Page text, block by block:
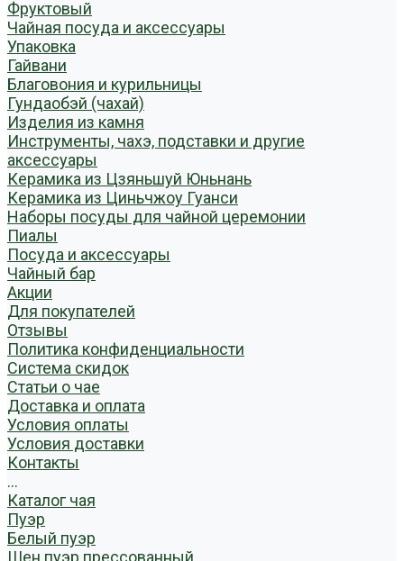
Фруктовый
Чайная посуда и аксессуары
Упаковка
Гайвани
Благовония и курильницы
Гундаобэй (чахай)
Изделия из камня
Инструменты, чахэ, подставки и другие
аксессуары
Керамика из Цзяньшуй Юньнань
Керамика из Циньчжоу Гуанси
Наборы посуды для чайной церемонии
Пиалы
Посуда и аксессуары
Чайный бар
Акции
Для покупателей
Отзывы
Политика конфиденциальности
Система скидок
Статьи о чае
Доставка и оплата
Условия оплаты
Условия доставки
Контакты
...
Каталог чая
Пуэр
Белый пуэр
Шен пуэр прессованный